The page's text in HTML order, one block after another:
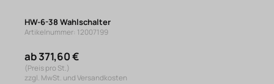
HW-6-38 Wahlschalter
Artikelnummer: 12007199
ab 371,60 €
(Preis pro St.)
zzgl. MwSt. und Versandkosten